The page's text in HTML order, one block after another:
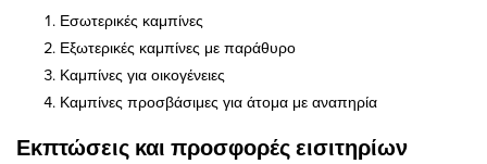
Εσωτερικές καμπίνες
Εξωτερικές καμπίνες με παράθυρο
Καμπίνες για οικογένειες
Καμπίνες προσβάσιμες για άτομα με αναπηρία
Εκπτώσεις και προσφορές εισιτηρίων